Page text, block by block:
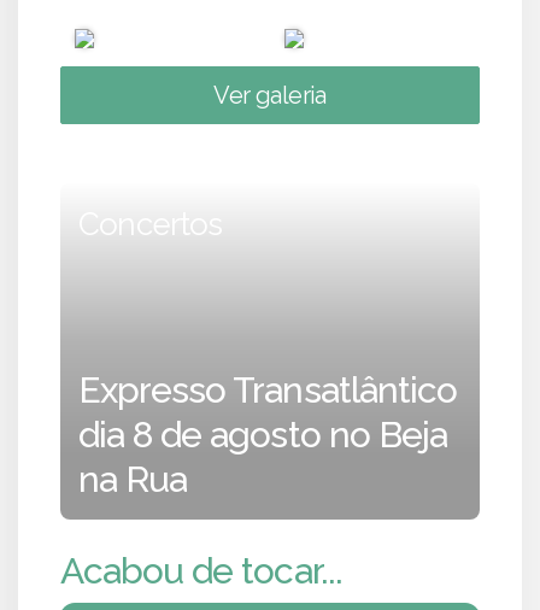
Ver galeria
Concertos
Expresso Transatlântico
dia 8 de agosto no Beja
na Rua
Acabou de tocar...